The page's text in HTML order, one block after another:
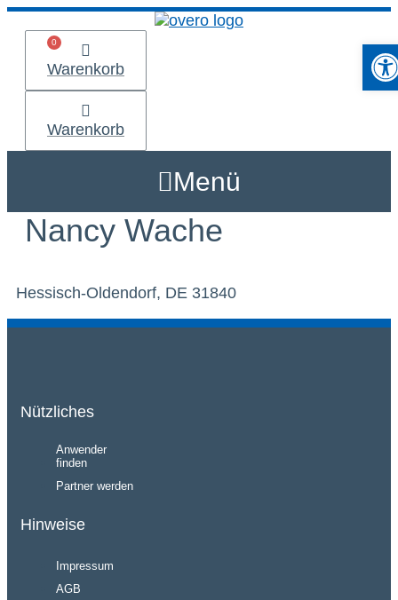
Zum
Inhalt
springen
Warenkorb
Warenkorb
Menü
Nancy Wache
Hessisch-Oldendorf, DE 31840
Nützliches
Anwender
finden
Partner werden
Hinweise
Impressum
AGB